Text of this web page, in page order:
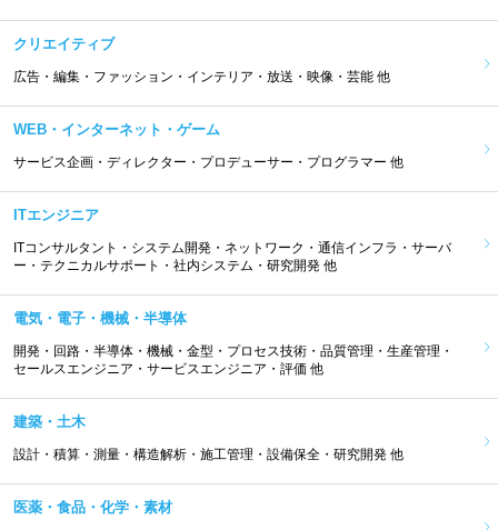
クリエイティブ
広告・編集・ファッション・インテリア・放送・映像・芸能 他
WEB・インターネット・ゲーム
サービス企画・ディレクター・プロデューサー・プログラマー 他
ITエンジニア
ITコンサルタント・システム開発・ネットワーク・通信インフラ・サーバ
ー・テクニカルサポート・社内システム・研究開発 他
電気・電子・機械・半導体
開発・回路・半導体・機械・金型・プロセス技術・品質管理・生産管理・
セールスエンジニア・サービスエンジニア・評価 他
建築・土木
設計・積算・測量・構造解析・施工管理・設備保全・研究開発 他
医薬・食品・化学・素材